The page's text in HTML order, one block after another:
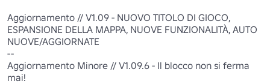
Aggiornamento // V1.09 - NUOVO TITOLO DI GIOCO,
ESPANSIONE DELLA MAPPA, NUOVE FUNZIONALITÀ, AUTO
NUOVE/AGGIORNATE
--
Aggiornamento Minore // V1.09.6 - Il blocco non si ferma
mai!